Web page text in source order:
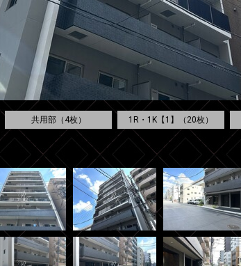
共用部（4枚） 1R・1K【1】（20枚）